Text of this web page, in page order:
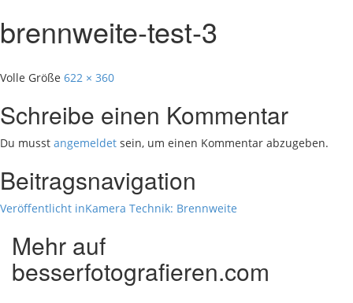
brennweite-test-3
Volle Größe 622 × 360
Schreibe einen Kommentar
Du musst angemeldet sein, um einen Kommentar abzugeben.
Beitragsnavigation
Veröffentlicht inKamera Technik: Brennweite
Mehr auf
besserfotografieren.com